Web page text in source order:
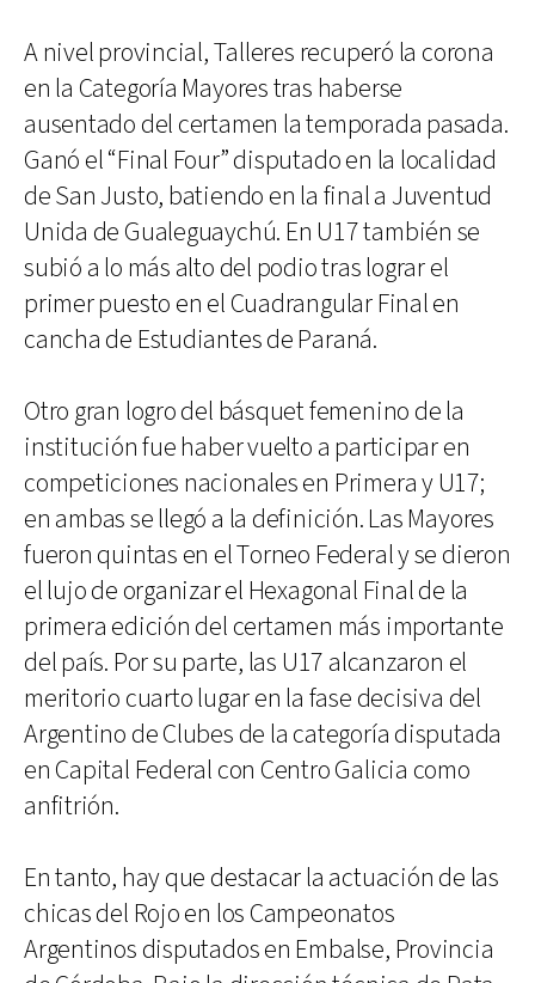
A nivel provincial, Talleres recuperó la corona
en la Categoría Mayores tras haberse
ausentado del certamen la temporada pasada.
Ganó el “Final Four” disputado en la localidad
de San Justo, batiendo en la final a Juventud
Unida de Gualeguaychú. En U17 también se
subió a lo más alto del podio tras lograr el
primer puesto en el Cuadrangular Final en
cancha de Estudiantes de Paraná.
Otro gran logro del básquet femenino de la
institución fue haber vuelto a participar en
competiciones nacionales en Primera y U17;
en ambas se llegó a la definición. Las Mayores
fueron quintas en el Torneo Federal y se dieron
el lujo de organizar el Hexagonal Final de la
primera edición del certamen más importante
del país. Por su parte, las U17 alcanzaron el
meritorio cuarto lugar en la fase decisiva del
Argentino de Clubes de la categoría disputada
en Capital Federal con Centro Galicia como
anfitrión.
En tanto, hay que destacar la actuación de las
chicas del Rojo en los Campeonatos
Argentinos disputados en Embalse, Provincia